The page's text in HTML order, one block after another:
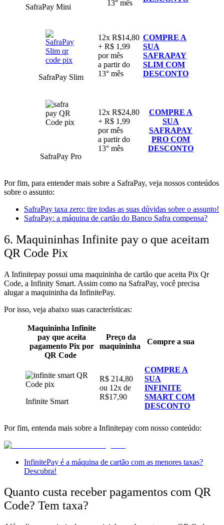
SafraPay Mini
13° mês
SafraPay Slim
12x R$14,80
+ R$ 1,99
por mês
a partir do
13° mês
COMPRE A
SUA
SAFRAPAY
SLIM COM
DESCONTO
SafraPay Pro
12x R$24,80
+ R$ 1,99
por mês
a partir do
13° mês
COMPRE A
SUA
SAFRAPAY
PRO COM
DESCONTO
Por fim, para entender mais sobre a SafraPay, veja nossos conteúdos
sobre o assunto:
SafraPay taxa zero: tire todas as suas dúvidas sobre o assunto!
SafraPay: a máquina de cartão do Banco Safra compensa?
6. Maquininhas Infinite pay o que aceitam
QR Code Pix
A Infinitepay possui uma maquininha de cartão que aceita Pix Qr
Code, a Infinity Smart. Assim como na SafraPay, você precisa
alugar a maquininha da InfinitePay.
Por isso, veja abaixo suas características:
Maquininha Infinite
pay que aceita
pagamento Pix por
QR Code
Preço da
maquininha
Compre a sua
Infinite Smart
R$ 214,80
ou 12x de
R$17,90
COMPRE A
SUA
INFINITE
SMART COM
DESCONTO
Por fim, entenda mais sobre a Infinitepay com nosso conteúdo:
InfinitePay é a máquina de cartão com as menores taxas?
Descubra!
Quanto custa receber pagamentos com QR
Code? Tem taxa?